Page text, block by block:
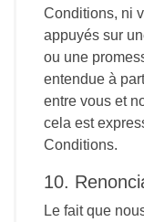
Conditions, ni
appuyés sur
ou une
entendue à
entre vous et
cela est
Conditions.
10.
Le fait que